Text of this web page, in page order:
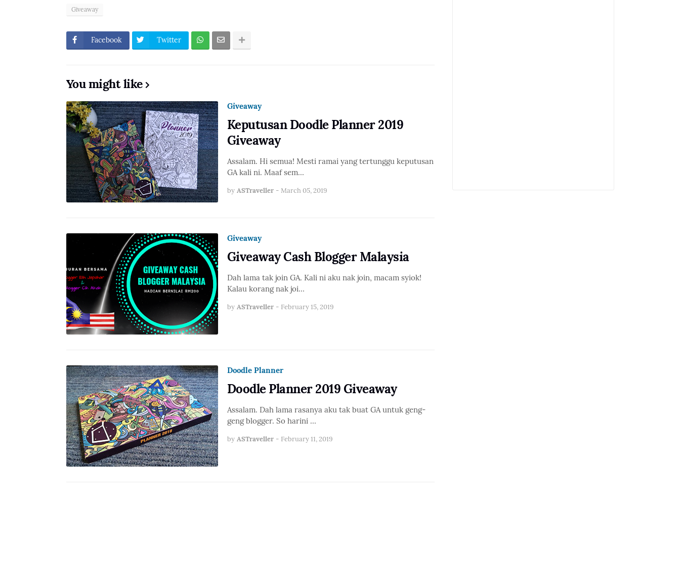
Giveaway
Facebook Twitter
You might like
Giveaway
Keputusan Doodle Planner 2019
Giveaway
Assalam. Hi semua! Mesti ramai yang tertunggu keputusan
GA kali ni. Maaf sem…
by ASTraveller - March 05, 2019
Giveaway
Giveaway Cash Blogger Malaysia
Dah lama tak join GA. Kali ni aku nak join, macam syiok!
Kalau korang nak joi…
by ASTraveller - February 15, 2019
Doodle Planner
Doodle Planner 2019 Giveaway
Assalam. Dah lama rasanya aku tak buat GA untuk geng-
geng blogger. So harini …
by ASTraveller - February 11, 2019